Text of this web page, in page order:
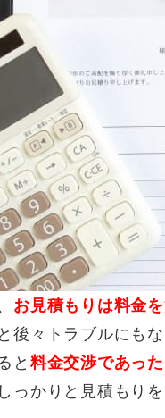
お見積もりは料金
後々トラブルにもな
と 料金交渉であっ
っかりと見積もり